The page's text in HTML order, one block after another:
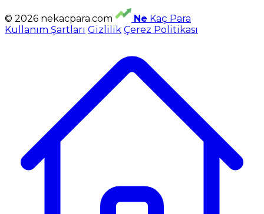
© 2026 nekacpara.com Ne Kaç Para
Kullanım Şartları Gizlilik Çerez Politikası